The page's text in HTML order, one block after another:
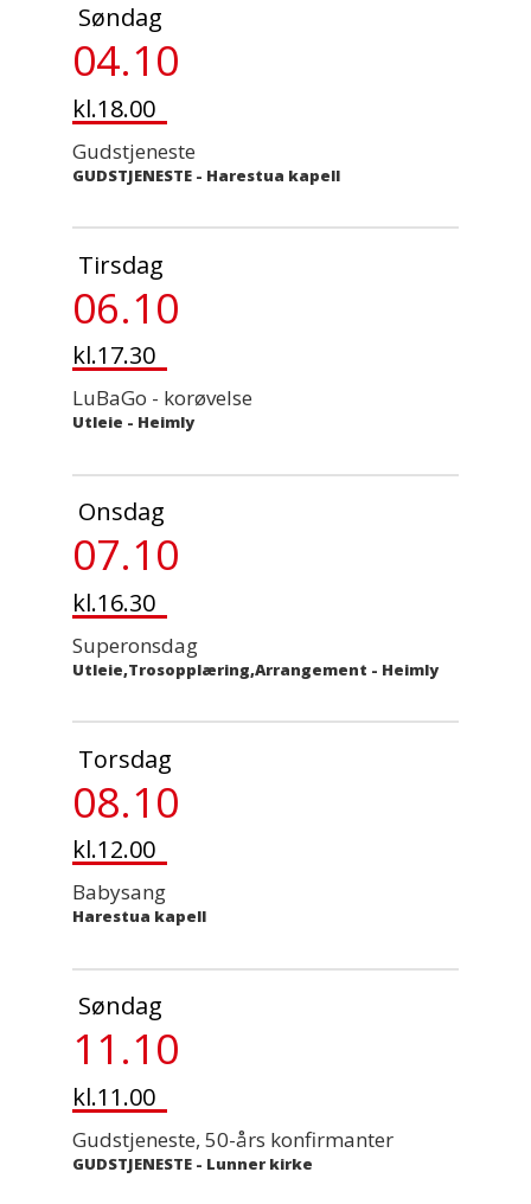
Søndag
04.10
kl.18.00
Gudstjeneste
GUDSTJENESTE - Harestua kapell
Tirsdag
06.10
kl.17.30
LuBaGo - korøvelse
Utleie - Heimly
Onsdag
07.10
kl.16.30
Superonsdag
Utleie,Trosopplæring,Arrangement - Heimly
Torsdag
08.10
kl.12.00
Babysang
Harestua kapell
Søndag
11.10
kl.11.00
Gudstjeneste, 50-års konfirmanter
GUDSTJENESTE - Lunner kirke